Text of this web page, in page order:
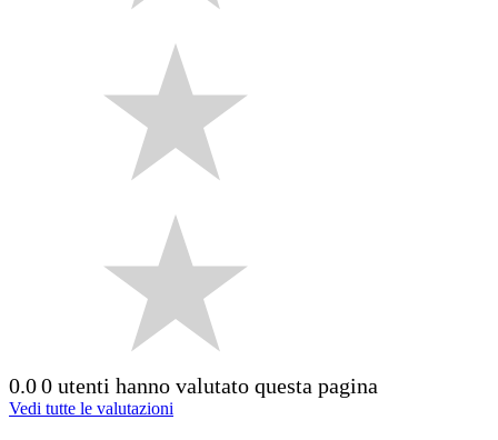
0.00 utenti hanno valutato questa pagina
Vedi tutte le valutazioni